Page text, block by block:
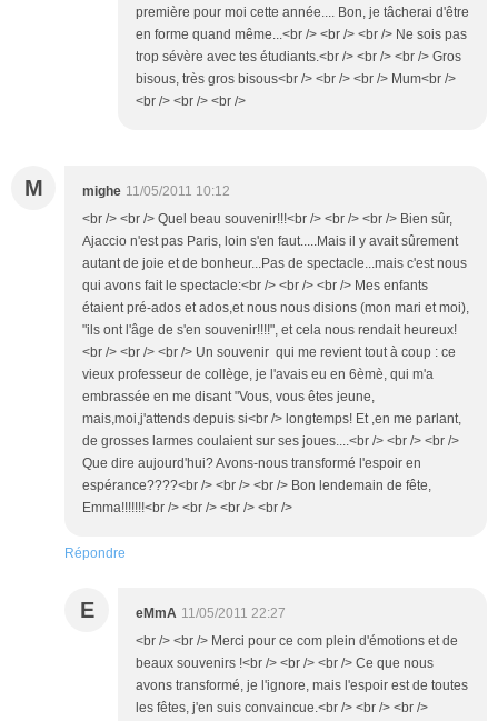
première pour moi cette année.... Bon, je tâcherai d'être
en forme quand même...<br /> <br /> <br /> Ne sois pas
trop sévère avec tes étudiants.<br /> <br /> <br /> Gros
bisous, très gros bisous<br /> <br /> <br /> Mum<br />
<br /> <br /> <br />
M mighe 11/05/2011 10:12
<br /> <br /> Quel beau souvenir!!!<br /> <br /> <br /> Bien sûr,
Ajaccio n'est pas Paris, loin s'en faut.....Mais il y avait sûrement
autant de joie et de bonheur...Pas de spectacle...mais c'est nous
qui avons fait le spectacle:<br /> <br /> <br /> Mes enfants
étaient pré-ados et ados,et nous nous disions (mon mari et moi),
"ils ont l'âge de s'en souvenir!!!!", et cela nous rendait heureux!
<br /> <br /> <br /> Un souvenir qui me revient tout à coup : ce
vieux professeur de collège, je l'avais eu en 6èmè, qui m'a
embrassée en me disant "Vous, vous êtes jeune,
mais,moi,j'attends depuis si<br /> longtemps! Et ,en me parlant,
de grosses larmes coulaient sur ses joues....<br /> <br /> <br />
Que dire aujourd'hui? Avons-nous transformé l'espoir en
espérance????<br /> <br /> <br /> Bon lendemain de fête,
Emma!!!!!!!<br /> <br /> <br /> <br />
Répondre
E eMmA 11/05/2011 22:27
<br /> <br /> Merci pour ce com plein d'émotions et de
beaux souvenirs !<br /> <br /> <br /> Ce que nous
avons transformé, je l'ignore, mais l'espoir est de toutes
les fêtes, j'en suis convaincue.<br /> <br /> <br />